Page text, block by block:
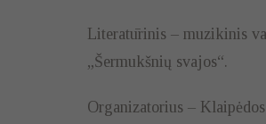
Literatūrinis – muzikinis
„Šermukšnių svajos“.
Organizatorius – Klaipėdos